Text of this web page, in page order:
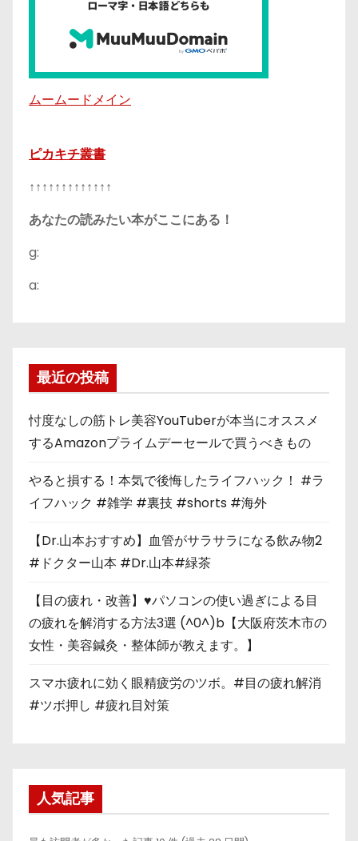
ムームードメイン
ピカキチ叢書
↑↑↑↑↑↑↑↑↑↑↑↑↑
あなたの読みたい本がここにある！
g:
a:
最近の投稿
忖度なしの筋トレ美容YouTuberが本当にオススメ
するAmazonプライムデーセールで買うべきもの
やると損する！本気で後悔したライフハック！ #ラ
イフハック #雑学 #裏技 #shorts #海外
【Dr.山本おすすめ】血管がサラサラになる飲み物2
#ドクター山本 #Dr.山本#緑茶
【目の疲れ・改善】♥パソコンの使い過ぎによる目
の疲れを解消する方法3選 (^0^)b【大阪府茨木市の
女性・美容鍼灸・整体師が教えます。】
スマホ疲れに効く眼精疲労のツボ。#目の疲れ解消
#ツボ押し #疲れ目対策
人気記事